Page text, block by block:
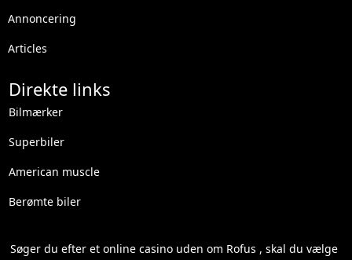
Annoncering
Articles
Direkte links
Bilmærker
Superbiler
American muscle
Berømte biler
Søger du efter etonline casino uden om Rofus , skal du vælge